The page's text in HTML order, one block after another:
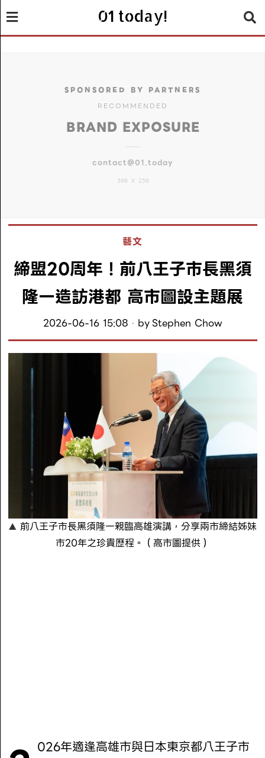
01 today!
SPONSORED BY PARTNERS
RECOMMENDED
BRAND EXPOSURE
contact@01.today
300 X 250
藝文
締盟20周年！前八王子市長黑須
隆一造訪港都 高市圖設主題展
2026-06-16 15:08 byStephen Chow
前八王子市長黑須隆一親臨高雄演講，分享兩市締結姊妹
市20年之珍貴歷程。（高市圖提供）